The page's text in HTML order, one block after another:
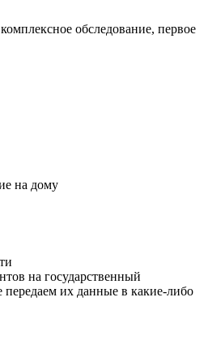
обследование, первое
на дому
на государственный
передаем их данные в какие-либо